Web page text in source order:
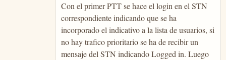
Con el primer PTT se hace el login en el STN
correspondiente indicando que se ha
incorporado el indicativo a la lista de usuarios, si
no hay trafico prioritario se ha de recibir un
mensaje del STN indicando Logged in. Luego